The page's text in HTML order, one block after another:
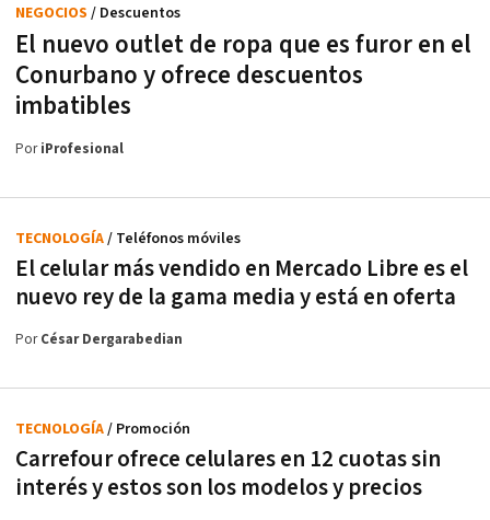
El nuevo outlet de ropa que es furor en el
Conurbano y ofrece descuentos
imbatibles
NEGOCIOS / Descuentos
PoriProfesional
El celular más vendido en Mercado Libre es el
nuevo rey de la gama media y está en oferta
TECNOLOGÍA/ Teléfonos móviles
PorCésar Dergarabedian
Carrefour ofrece celulares en 12 cuotas sin
interés y estos son los modelos y precios
TECNOLOGÍA/ Promoción